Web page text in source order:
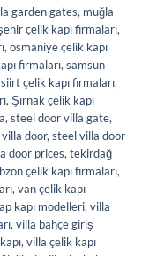
garden gates, muğla
çelik kapı firmaları,
, osmaniye çelik kapı
firmaları, samsun
siirt çelik kapı firmaları,
, Şırnak çelik kapı
, steel door villa gate,
door, steel villa door
door prices, tekirdağ
çelik kapı firmaları,
, van çelik kapı
kapı modelleri, villa
, villa bahçe giriş
, villa çelik kapı